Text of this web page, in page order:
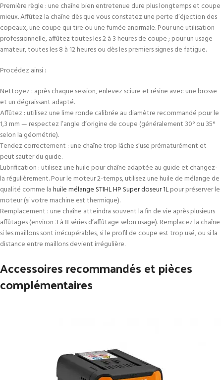
Première règle : une chaîne bien entretenue dure plus longtemps et coupe
mieux. Affûtez la chaîne dès que vous constatez une perte d’éjection des
copeaux, une coupe qui tire ou une fumée anormale. Pour une utilisation
professionnelle, affûtez toutes les 2 à 3 heures de coupe ; pour un usage
amateur, toutes les 8 à 12 heures ou dès les premiers signes de fatigue.
Procédez ainsi :
Nettoyez : après chaque session, enlevez sciure et résine avec une brosse
et un dégraissant adapté.
Affûtez : utilisez une lime ronde calibrée au diamètre recommandé pour le
1,3 mm — respectez l’angle d’origine de coupe (généralement 30° ou 35°
selon la géométrie).
Tendez correctement : une chaîne trop lâche s’use prématurément et
peut sauter du guide.
Lubrification : utilisez une huile pour chaîne adaptée au guide et changez-
la régulièrement. Pour le moteur 2‑temps, utilisez une huile de mélange de
qualité comme lahuile mélange STIHL HP Super doseur 1Lpour préserver le
moteur (si votre machine est thermique).
Remplacement : une chaîne atteindra souvent la fin de vie après plusieurs
affûtages (environ 3 à 8 séries d’affûtage selon usage). Remplacez la chaîne
si les maillons sont irrécupérables, si le profil de coupe est trop usé, ou si la
distance entre maillons devient irrégulière.
Accessoires recommandés et pièces
complémentaires